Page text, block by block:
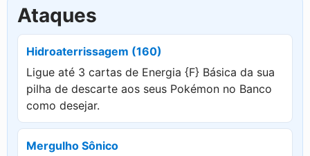
Ataques
Hidroaterrissagem (160)
Ligue até 3 cartas de Energia {F} Básica da sua
pilha de descarte aos seus Pokémon no Banco
como desejar.
Mergulho Sônico